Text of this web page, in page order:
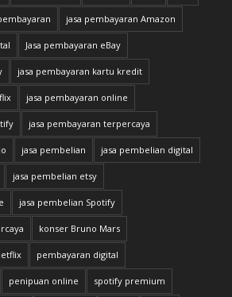
jasa pembayaran Amazon
Jasa pembayaran eBay
jasa pembayaran kartu kredit
jasa pembayaran online
jasa pembayaran terpercaya
jasa pembelian jasa pembelian digital
jasa pembelian etsy
jasa pembelian Spotify
konser Bruno Mars
pembayaran digital
penipuan online spotify premium